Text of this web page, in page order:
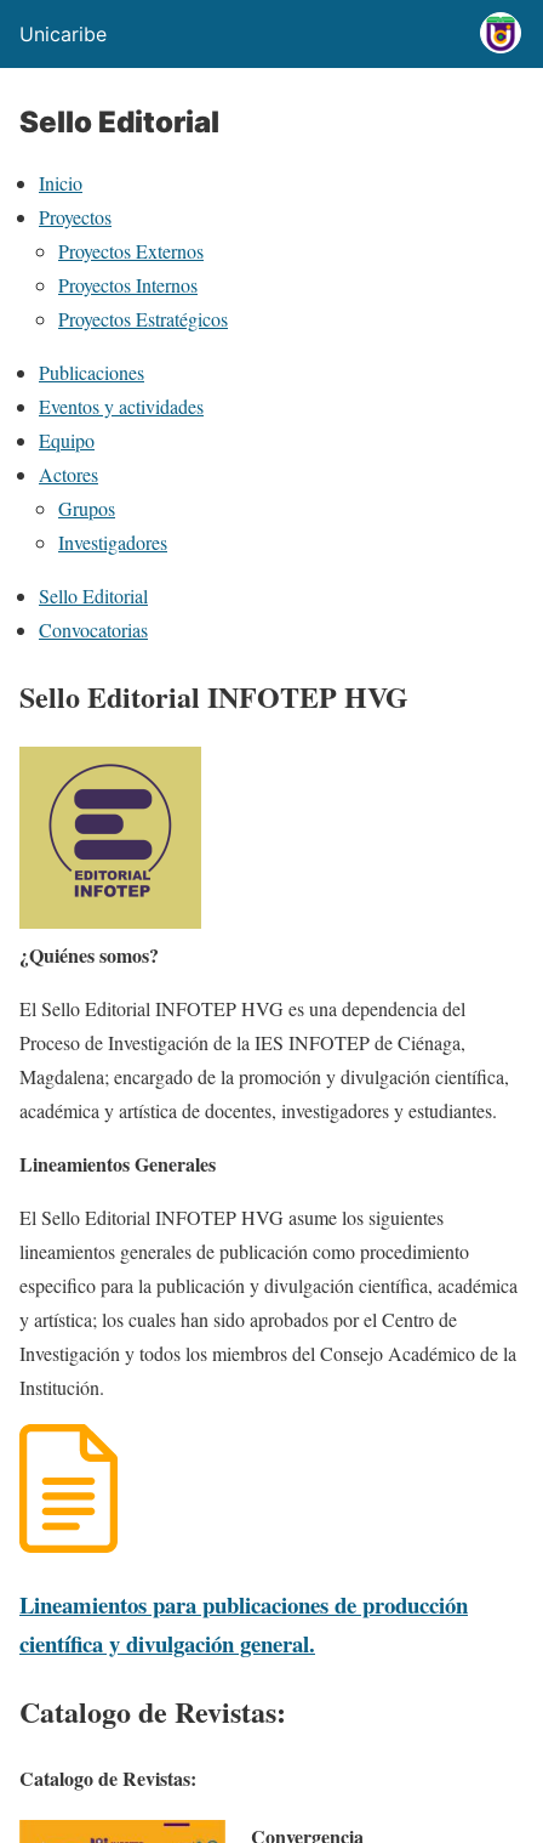
Unicaribe
Sello Editorial
Inicio
Proyectos
Proyectos Externos
Proyectos Internos
Proyectos Estratégicos
Publicaciones
Eventos y actividades
Equipo
Actores
Grupos
Investigadores
Sello Editorial
Convocatorias
Sello Editorial INFOTEP HVG
¿Quiénes somos?
El Sello Editorial INFOTEP HVG es una dependencia del
Proceso de Investigación de la IES INFOTEP de Ciénaga,
Magdalena; encargado de la promoción y divulgación científica,
académica y artística de docentes, investigadores y estudiantes.
Lineamientos Generales
El Sello Editorial INFOTEP HVG asume los siguientes
lineamientos generales de publicación como procedimiento
especifico para la publicación y divulgación científica, académica
y artística; los cuales han sido aprobados por el Centro de
Investigación y todos los miembros del Consejo Académico de la
Institución.
Lineamientos para publicaciones de producción
científica y divulgación general.
Catalogo de Revistas:
Catalogo de Revistas:
Convergencia